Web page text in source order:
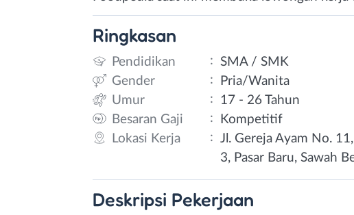
Ringkasan
Pendidikan : SMA / SMK
Gender
:
Pria/Wanita
Umur
:
17 - 26 Tahun
Besaran Gaji
:
Kompetitif
Lokasi Kerja
: Jl. Gereja Ayam No.
3, Pasar Baru, Sawah
Deskripsi Pekerjaan